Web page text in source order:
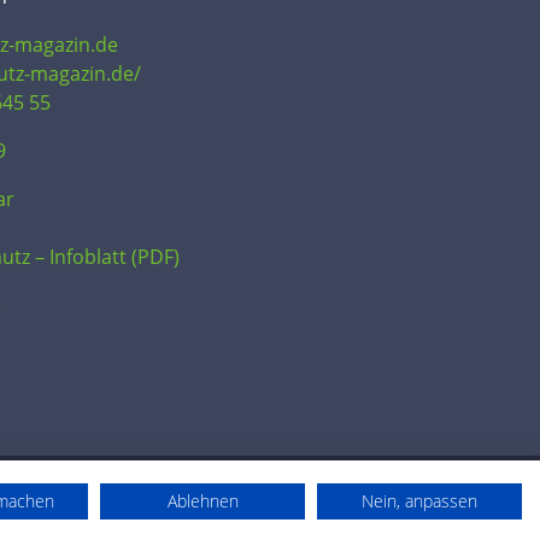
magazin.de
magazin.de/
55
– Infoblatt (PDF)
Ablehnen Nein, anpassen